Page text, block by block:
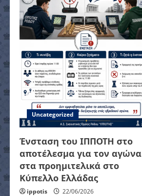
i
g
a
t
i
o
n
Uncategorized
Ένσταση του ΙΠΠΟΤΗ στο
αποτέλεσμα για τον αγώνα
στα προημιτελικά στο
Κύπελλο Ελλάδας
ippotis 22/06/2026